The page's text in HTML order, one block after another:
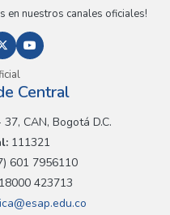
en nuestros canales oficiales!
Central
CAN, Bogotá D.C.
111321
601 7956110
423713